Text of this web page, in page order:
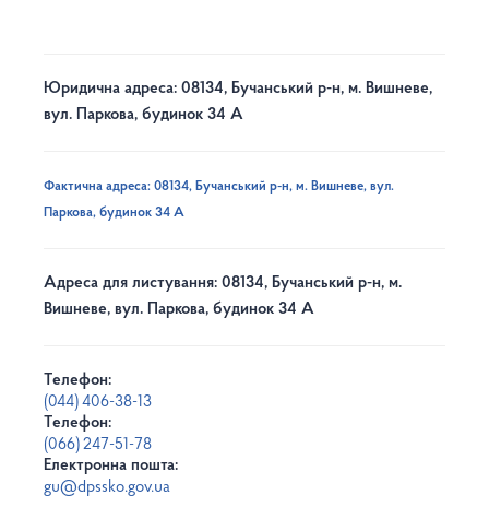
Юридична адреса: 08134, Бучанський р-н, м. Вишневе,
вул. Паркова, будинок 34 А
Фактична адреса: 08134, Бучанський р-н, м. Вишневе, вул.
Паркова, будинок 34 А
Адреса для листування: 08134, Бучанський р-н, м.
Вишневе, вул. Паркова, будинок 34 А
Телефон:
(044) 406-38-13
Телефон:
(066) 247-51-78
Електронна пошта:
gu@dpssko.gov.ua